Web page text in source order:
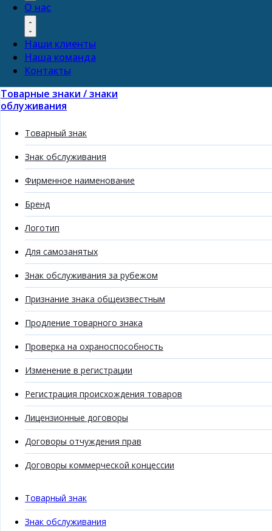
О нас
Наши клиенты
Наша команда
Контакты
Товарные знаки / знаки
облуживания
Товарный знак
Знак обслуживания
Фирменное наименование
Бренд
Логотип
Для самозанятых
Знак обслуживания за рубежом
Признание знака общеизвестным
Продление товарного знака
Проверка на охраноспособность
Изменение в регистрации
Регистрация происхождения товаров
Лицензионные договоры
Договоры отчуждения прав
Договоры коммерческой концессии
Товарный знак
Знак обслуживания